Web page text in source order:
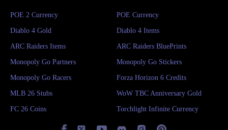
POE 2 Currency POE Currency
Diablo 4 Gold Diablo 4 Items
ARC Raiders Items ARC Raiders BluePrints
Monopoly Go Partners Monopoly Go Stickers
Monopoly Go Racers Forza Horizon 6 Credits
MLB 26 Stubs WoW TBC Anniversary Gold
FC 26 Coins Torchlight Infinite Currency